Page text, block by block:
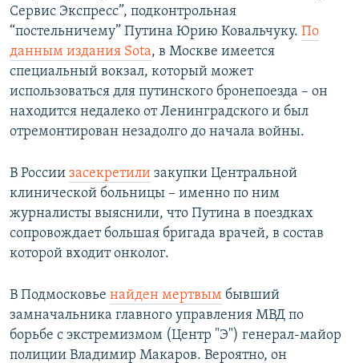
Сервис Экспресс”, подконтрольная
“постельничему” Путина Юрию Ковальчуку. По
данным издания Sota, в Москве имеется
специальный вокзал, который может
использоваться для путинского бронепоезда – он
находится недалеко от Ленинградского и был
отремонтирован незадолго до начала войны.
В России засекретили закупки Центральной
клинической больницы – именно по ним
журналисты выяснили, что Путина в поездках
сопровождает большая бригада врачей, в состав
которой входит онколог.
В Подмосковье найден мертвым бывший
замначальника главного управления МВД по
борьбе с экстремизмом (Центр "Э") генерал-майор
полиции Владимир Макаров. Вероятно, он